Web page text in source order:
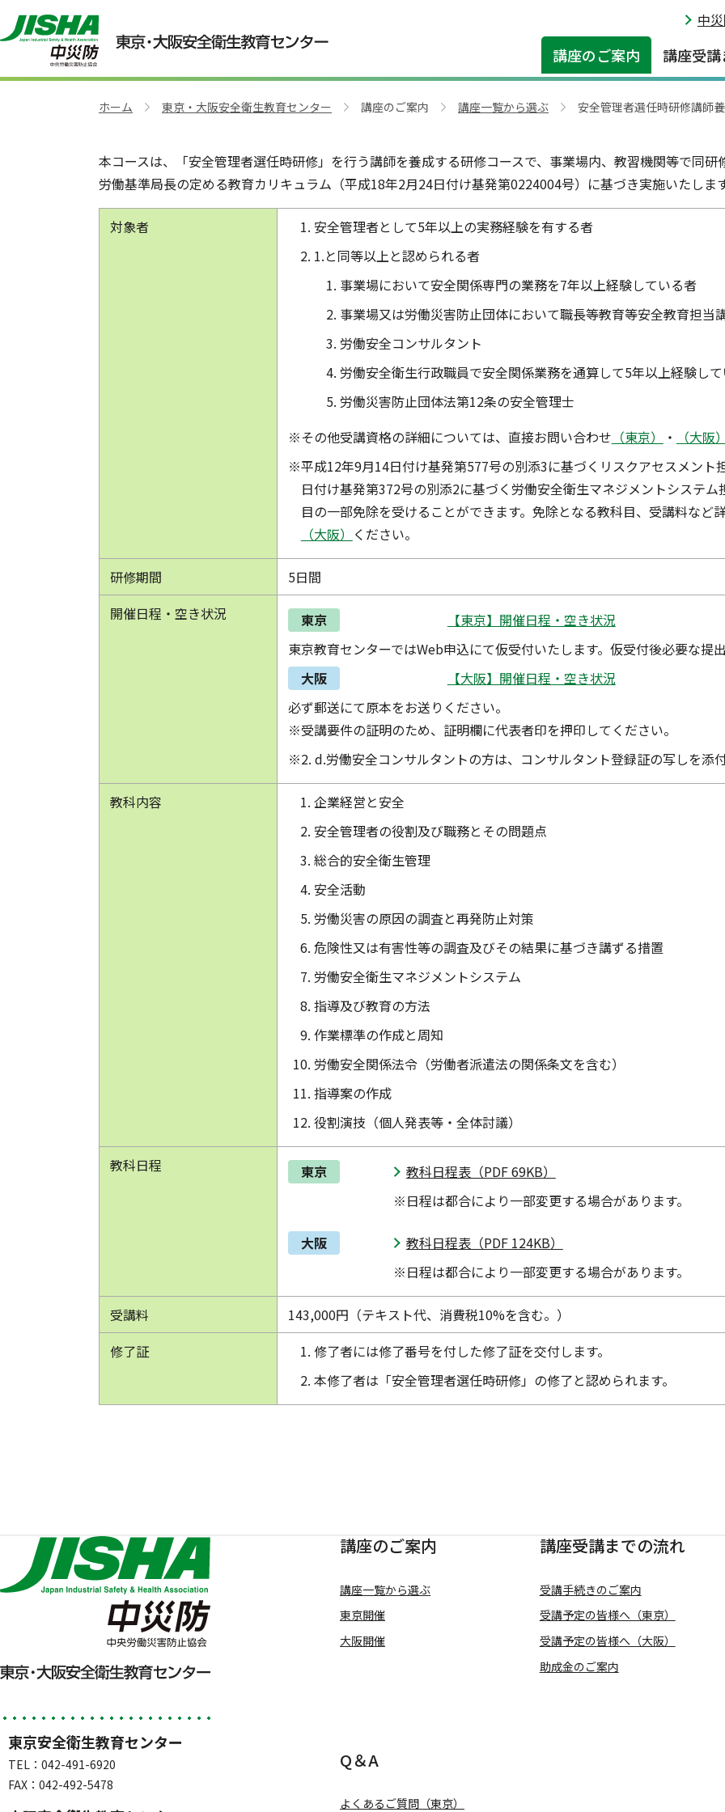
中
講座のご案内 講座受
安全管理者選任時研修講師養成講座（兼）安全管理者選任
ホーム 東京・大阪安全衛生教育センター 講座のご案内 講座一覧から選ぶ 安全管理者選任時研修講師
本コースは、「安全管理者選任時研修」を行う講師を養成する研修コースで、事業場内、教習機関等で同
労働基準局長の定める教育カリキュラム（平成18年2月24日付け基発第0224004号）に基づき実施いたします
対象者
安全管理者として5年以上の実務経験を有する者
1.と同等以上と認められる者
事業場において安全関係専門の業務を7年以上経験している者
事業場又は労働災害防止団体において職長等教育等安全教育担当
労働安全コンサルタント
労働安全衛生行政職員で安全関係業務を通算して5年以上経験し
労働災害防止団体法第12条の安全管理士
※その他受講資格の詳細については、直接お問い合わせ （東京） ・ （大阪）
※平成12年9月14日付け基発第577号の別添3に基づくリスクアセスメント
日付け基発第372号の別添2に基づく労働安全衛生マネジメントシステ
目の一部免除を受けることができます。免除となる教科目、受講料など
（大阪） ください。
研修期間
5日間
開催日程・空き状況
東京
【東京】開催日程・空き状況
東京教育センターではWeb申込にて仮受付いたします。仮受付後必要な提
大阪
【大阪】開催日程・空き状況
必ず郵送にて原本をお送りください。
※受講要件の証明のため、証明欄に代表者印を押印してください。
※2. d.労働安全コンサルタントの方は、コンサルタント登録証の写しを添
教科内容
企業経営と安全
安全管理者の役割及び職務とその問題点
総合的安全衛生管理
安全活動
労働災害の原因の調査と再発防止対策
危険性又は有害性等の調査及びその結果に基づき講ずる措置
労働安全衛生マネジメントシステム
指導及び教育の方法
作業標準の作成と周知
労働安全関係法令（労働者派遣法の関係条文を含む）
指導案の作成
役割演技（個人発表等・全体討議）
教科日程 東京
教科日程表（PDF 69KB）
※日程は都合により一部変更する場合があります。
大阪
教科日程表（PDF 124KB）
※日程は都合により一部変更する場合があります。
受講料
143,000円（テキスト代、消費税10%を含む。）
修了証
修了者には修了番号を付した修了証を交付します。
本修了者は「安全管理者選任時研修」の修了と認められます。
東京安全衛生教育センター
TEL：042-491-6920
FAX：042-492-5478
講座のご案内
講座一覧から選ぶ
東京開催
大阪開催
講座受講までの流れ
受講手続きのご案内
受講予定の皆様へ（東京）
受講予定の皆様へ（大阪）
助成金のご案内
Q＆A
よくあるご質問（東京）